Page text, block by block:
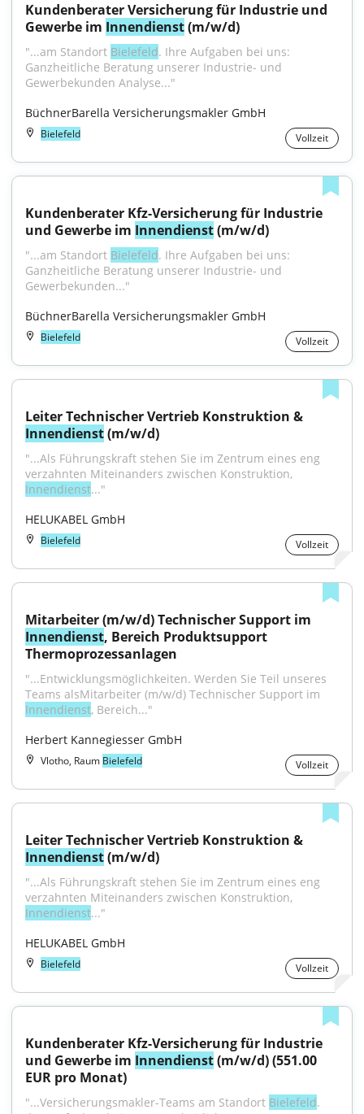
Kundenberater Versicherung für Industrie und
Gewerbe im Innendienst (m/w/d)
"...am Standort Bielefeld. Ihre Aufgaben bei uns:
Ganzheitliche Beratung unserer Industrie- und
Gewerbekunden Analyse..."
BüchnerBarella Versicherungsmakler GmbH
Bielefeld Vollzeit
Kundenberater Kfz-Versicherung für Industrie
und Gewerbe im Innendienst (m/w/d)
"...am Standort Bielefeld. Ihre Aufgaben bei uns:
Ganzheitliche Beratung unserer Industrie- und
Gewerbekunden..."
BüchnerBarella Versicherungsmakler GmbH
Bielefeld Vollzeit
Innendienst (m/w/d)
"...Als Führungskraft stehen Sie im Zentrum eines eng
Innendienst..."
HELUKABEL GmbH
Bielefeld Vollzeit
Innendienst, Bereich Produktsupport
Thermoprozessanlagen
"...Entwicklungsmöglichkeiten. Werden Sie Teil unseres
Innendienst, Bereich..."
Herbert Kannegiesser GmbH
Vlotho, Raum Bielefeld Vollzeit
Innendienst (m/w/d)
"...Als Führungskraft stehen Sie im Zentrum eines eng
Innendienst..."
HELUKABEL GmbH
Bielefeld Vollzeit
Kundenberater Kfz-Versicherung für Industrie
und Gewerbe im Innendienst (m/w/d) (551.00
EUR pro Monat)
"...Versicherungsmakler-Teams am Standort Bielefeld.